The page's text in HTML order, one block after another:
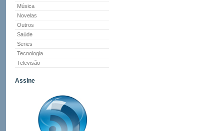
Música
Novelas
Outros
Saúde
Series
Tecnologia
Televisão
Assine